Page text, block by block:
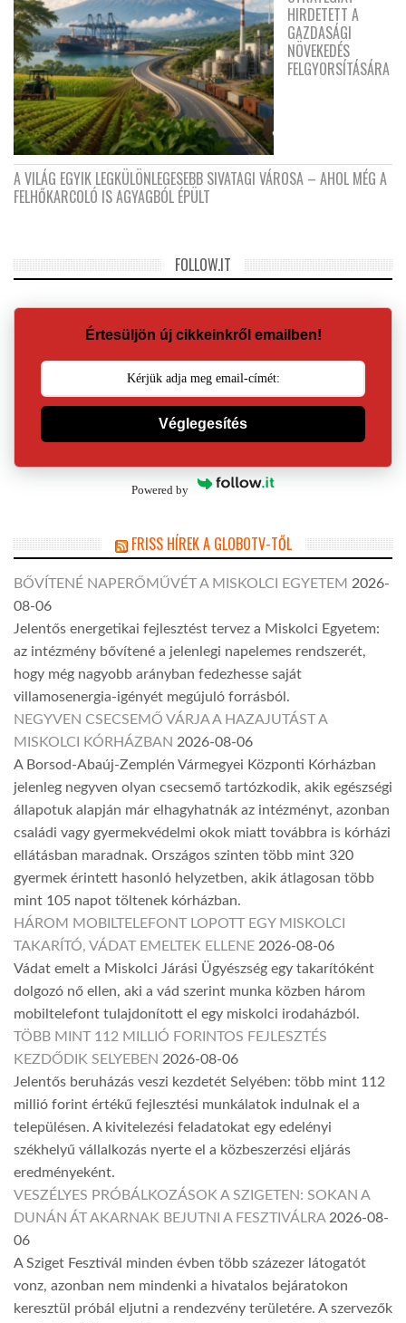
HIRDETETT A
GAZDASÁGI
NÖVEKEDÉS
FELGYORSÍTÁSÁRA
A VILÁG EGYIK LEGKÜLÖNLEGESEBB SIVATAGI VÁROSA – AHOL MÉG A
FELHŐKARCOLÓ IS AGYAGBÓL ÉPÜLT
FOLLOW.IT
Értesüljön új cikkeinkről emailben!
Véglegesítés
Powered by
FRISS HÍREK A GLOBOTV-TŐL
BŐVÍTENÉ NAPERŐMŰVÉT A MISKOLCI EGYETEM 2026-
08-06
Jelentős energetikai fejlesztést tervez a Miskolci Egyetem:
az intézmény bővítené a jelenlegi napelemes rendszerét,
hogy még nagyobb arányban fedezhesse saját
villamosenergia-igényét megújuló forrásból.
NEGYVEN CSECSEMŐ VÁRJA A HAZAJUTÁST A
MISKOLCI KÓRHÁZBAN 2026-08-06
A Borsod-Abaúj-Zemplén Vármegyei Központi Kórházban
jelenleg negyven olyan csecsemő tartózkodik, akik egészségi
állapotuk alapján már elhagyhatnák az intézményt, azonban
családi vagy gyermekvédelmi okok miatt továbbra is kórházi
ellátásban maradnak. Országos szinten több mint 320
gyermek érintett hasonló helyzetben, akik átlagosan több
mint 105 napot töltenek kórházban.
HÁROM MOBILTELEFONT LOPOTT EGY MISKOLCI
TAKARÍTÓ, VÁDAT EMELTEK ELLENE 2026-08-06
Vádat emelt a Miskolci Járási Ügyészség egy takarítóként
dolgozó nő ellen, aki a vád szerint munka közben három
mobiltelefont tulajdonított el egy miskolci irodaházból.
TÖBB MINT 112 MILLIÓ FORINTOS FEJLESZTÉS
KEZDŐDIK SELYEBEN 2026-08-06
Jelentős beruházás veszi kezdetét Selyében: több mint 112
millió forint értékű fejlesztési munkálatok indulnak el a
településen. A kivitelezési feladatokat egy edelényi
székhelyű vállalkozás nyerte el a közbeszerzési eljárás
eredményeként.
VESZÉLYES PRÓBÁLKOZÁSOK A SZIGETEN: SOKAN A
DUNÁN ÁT AKARNAK BEJUTNI A FESZTIVÁLRA 2026-08-
06
A Sziget Fesztivál minden évben több százezer látogatót
vonz, azonban nem mindenki a hivatalos bejáratokon
keresztül próbál eljutni a rendezvény területére. A szervezők